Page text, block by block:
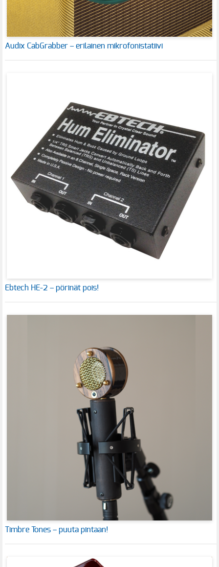
Audix CabGrabber – erilainen mikrofonistatiivi
Ebtech HE-2 – pörinät pois!
Timbre Tones – puuta pintaan!